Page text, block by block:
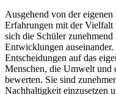
Ausgehend von der
Erfahrungen mit der Vielfalt
sich die Schüler
Entwicklungen
Entscheidungen auf das
Menschen, die Umwelt und
bewerten. Sie sind
Nachhaltigkeit einzusetzen